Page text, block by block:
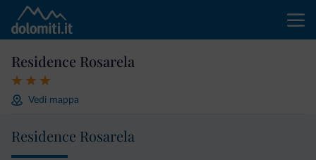
Residence Rosarela
Vedi mappa
Residence Rosarela